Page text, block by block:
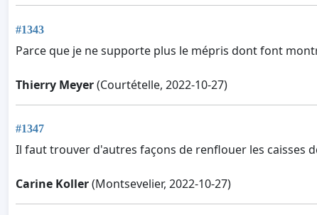
#1343
Parce que je ne supporte plus le mépris dont font
Thierry Meyer(Courtételle, 2022-10-27)
#1347
Il faut trouver d'autres façons de renflouer les caisses
Carine Koller(Montsevelier, 2022-10-27)